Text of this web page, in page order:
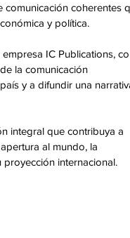
comunicación coherentes
y política.
empresa IC Publications,
la comunicación
y a difundir una
integral que contribuya a
al mundo, la
internacional.